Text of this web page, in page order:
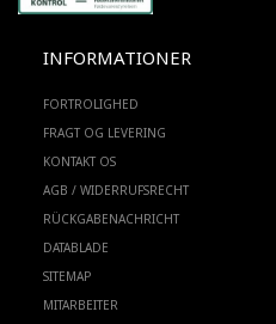
INFORMATIONER
FORTROLIGHED
FRAGT OG LEVERING
KONTAKT OS
AGB / WIDERRUFSRECHT
RÜCKGABENACHRICHT
DATABLADE
SITEMAP
MITARBEITER